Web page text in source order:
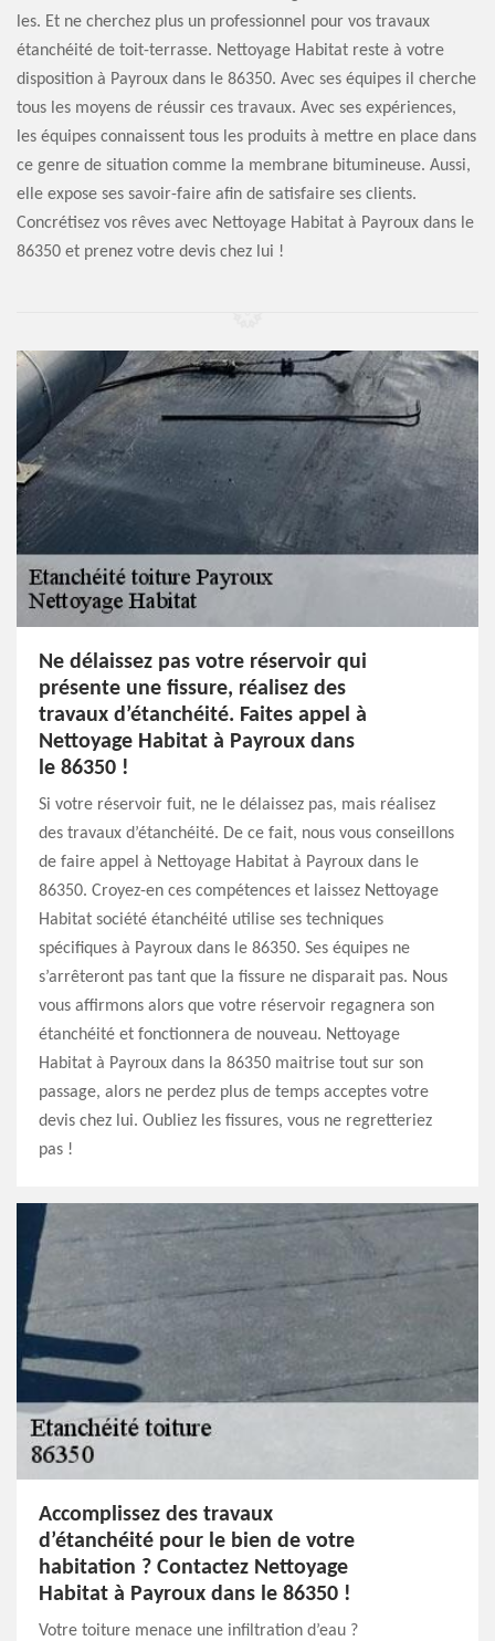
les. Et ne cherchez plus un professionnel pour vos travaux
étanchéité de toit-terrasse. Nettoyage Habitat reste à votre
disposition à Payroux dans le 86350. Avec ses équipes il cherche
tous les moyens de réussir ces travaux. Avec ses expériences,
les équipes connaissent tous les produits à mettre en place dans
ce genre de situation comme la membrane bitumineuse. Aussi,
elle expose ses savoir-faire afin de satisfaire ses clients.
Concrétisez vos rêves avec Nettoyage Habitat à Payroux dans le
86350 et prenez votre devis chez lui !
Ne délaissez pas votre réservoir qui
présente une fissure, réalisez des
travaux d’étanchéité. Faites appel à
Nettoyage Habitat à Payroux dans
le 86350 !
Si votre réservoir fuit, ne le délaissez pas, mais réalisez
des travaux d’étanchéité. De ce fait, nous vous conseillons
de faire appel à Nettoyage Habitat à Payroux dans le
86350. Croyez-en ces compétences et laissez Nettoyage
Habitat société étanchéité utilise ses techniques
spécifiques à Payroux dans le 86350. Ses équipes ne
s’arrêteront pas tant que la fissure ne disparait pas. Nous
vous affirmons alors que votre réservoir regagnera son
étanchéité et fonctionnera de nouveau. Nettoyage
Habitat à Payroux dans la 86350 maitrise tout sur son
passage, alors ne perdez plus de temps acceptes votre
devis chez lui. Oubliez les fissures, vous ne regretteriez
pas !
Accomplissez des travaux
d’étanchéité pour le bien de votre
habitation ? Contactez Nettoyage
Habitat à Payroux dans le 86350 !
Votre toiture menace une infiltration d’eau ?